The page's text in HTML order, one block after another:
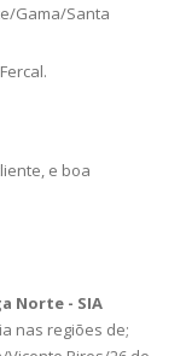
Gama/Santa
Fercal.
e boa
Norte - SIA
nas regiões de;